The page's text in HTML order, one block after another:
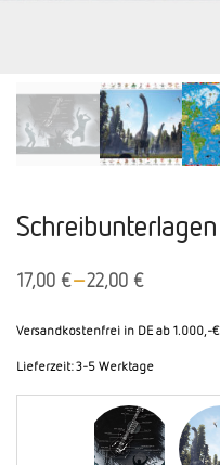
Schreibunterlagen
17,00 €–22,00 €
Versandkostenfrei in DE ab 1.000,-€
Lieferzeit:3-5 Werktage